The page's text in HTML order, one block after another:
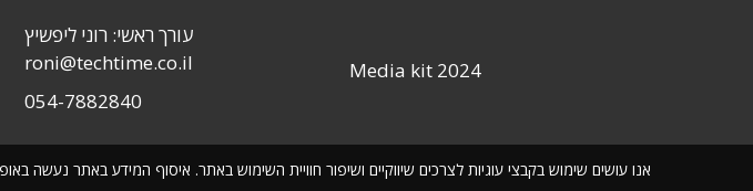
אנו עושים שימוש בקבצי עוגיות לצרכים שיווקיים ושיפור חוויית השימוש באתר. איסוף המידע באתר נעשה
Media kit 2024
עורך ראשי: רוני ליפשיץ
roni@techtime.co.il
054-7882840